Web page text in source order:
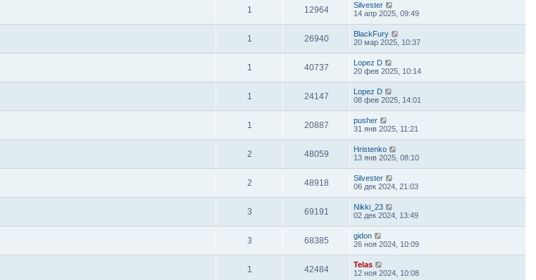
1 12964
Silvester
14 апр 2025, 09:49
1 26940
BlackFury
20 мар 2025, 10:37
1 40737
Lopez D
20 фев 2025, 10:14
1 24147
Lopez D
08 фев 2025, 14:01
1 20887
pusher
31 янв 2025, 11:21
2 48059
Hristenko
13 янв 2025, 08:10
2 48918
Silvester
06 дек 2024, 21:03
3 69191
Nikki_23
02 дек 2024, 13:49
3 68385
gidon
26 ноя 2024, 10:09
1 42484
Telas
12 ноя 2024, 10:08